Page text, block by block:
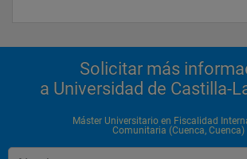
Solicitar más
a Universidad de Castilla-
Máster Universitario en Fiscalidad
Comunitaria (Cuenca, Cuenca)